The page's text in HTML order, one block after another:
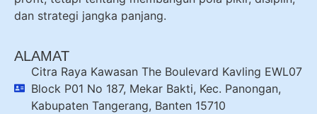
dan strategi jangka panjang.
ALAMAT
Citra Raya Kawasan The Boulevard Kavling EWL07
Block P01 No 187, Mekar Bakti, Kec. Panongan,
Kabupaten Tangerang, Banten 15710